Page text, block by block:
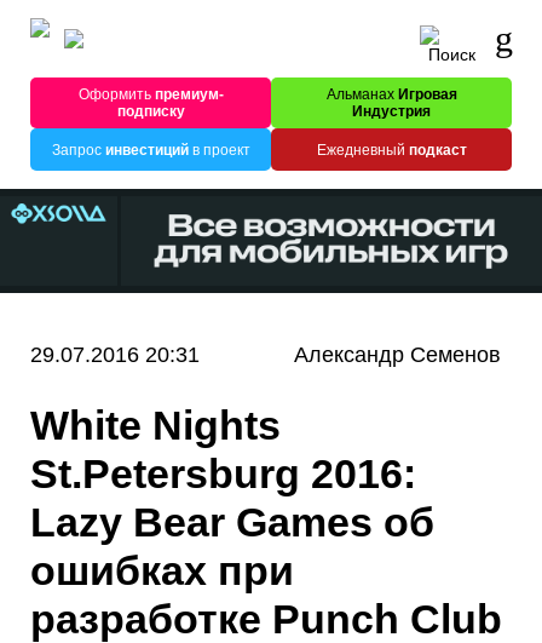
Оформитьпремиум-
подписку
Альманах Игровая
Индустрия
Запрос инвестицийв проект Ежедневный подкаст
29.07.2016 20:31 Александр Семенов
White Nights
St.Petersburg 2016:
Lazy Bear Games об
ошибках при
разработке Punch Club